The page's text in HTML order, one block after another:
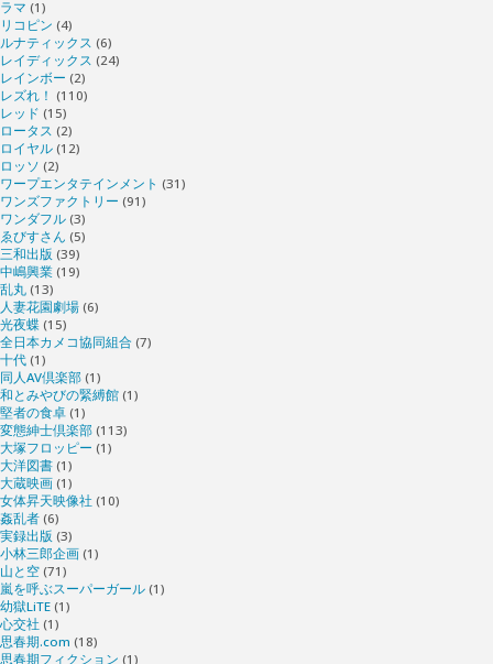
ラマ (1)
リコピン (4)
ルナティックス (6)
レイディックス (24)
レインボー (2)
レズれ！ (110)
レッド (15)
ロータス (2)
ロイヤル (12)
ロッソ (2)
ワープエンタテインメント (31)
ワンズファクトリー (91)
ワンダフル (3)
ゑびすさん (5)
三和出版 (39)
中嶋興業 (19)
乱丸 (13)
人妻花園劇場 (6)
光夜蝶 (15)
全日本カメコ協同組合 (7)
十代 (1)
同人AV倶楽部 (1)
和とみやびの緊縛館 (1)
堅者の食卓 (1)
変態紳士倶楽部 (113)
大塚フロッピー (1)
大洋図書 (1)
大蔵映画 (1)
女体昇天映像社 (10)
姦乱者 (6)
実録出版 (3)
小林三郎企画 (1)
山と空 (71)
嵐を呼ぶスーパーガール (1)
幼獄LiTE (1)
心交社 (1)
思春期.com (18)
思春期フィクション (1)